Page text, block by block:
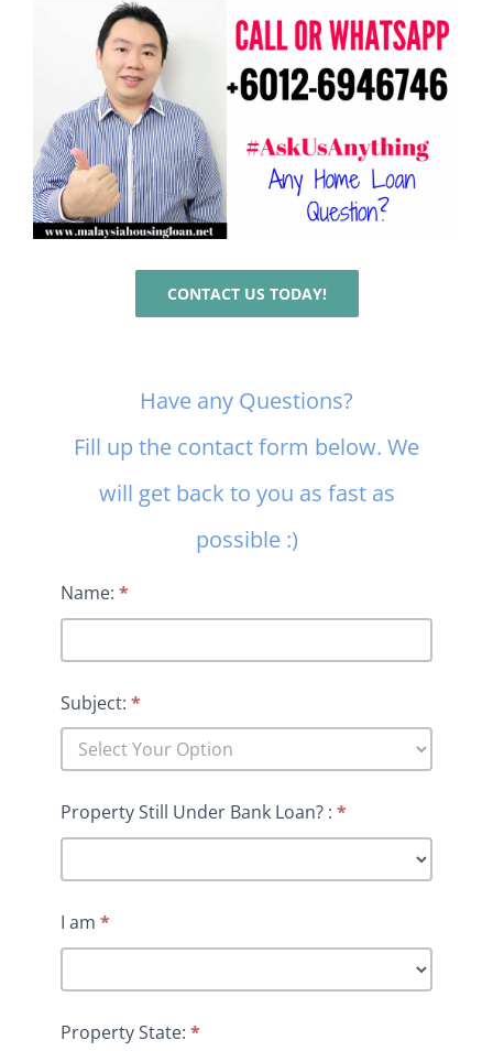
CONTACT US TODAY!
Us
Have any Questions?
Fill up the contact form below. We
will get back to you as fast as
possible :)
Name: *
Subject: *
Property Still Under Bank Loan? : *
I am *
Property State: *